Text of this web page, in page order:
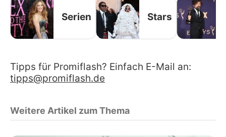
Serien Stars
Tipps für Promiflash? Einfach E-Mail an:
tipps@promiflash.de
Weitere Artikel zum Thema